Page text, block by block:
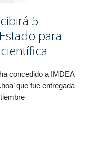
5
para
concedido a IMDEA
que fue entregada